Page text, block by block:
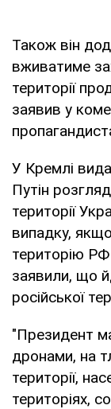
Також він
вживатиме
території
заявив у
У Кремлі
Путін
території
випадку,
територію
заявили, що
російської
"Президент
дронами, на
території,
територіях,